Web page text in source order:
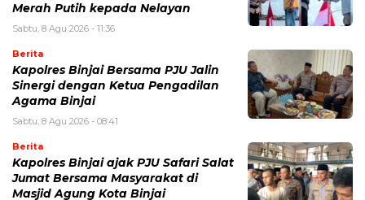
Merah Putih kepada Nelayan
Sabtu, 8 Agu 2026 - 11:36
Berita
Kapolres Binjai Bersama PJU Jalin
Sinergi dengan Ketua Pengadilan
Agama Binjai
Sabtu, 8 Agu 2026 - 08:41
Berita
Kapolres Binjai ajak PJU Safari Salat
Jumat Bersama Masyarakat di
Masjid Agung Kota Binjai